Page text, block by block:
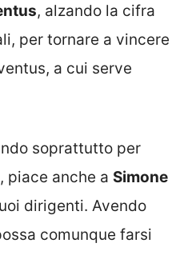
, alzando la cifra
per tornare a vincere
a cui serve
soprattutto per
piace anche a Simone
dirigenti. Avendo
comunque farsi